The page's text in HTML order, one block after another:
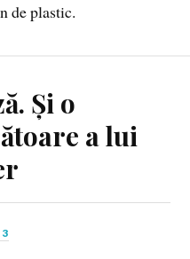
de plastic.
Și o
a lui